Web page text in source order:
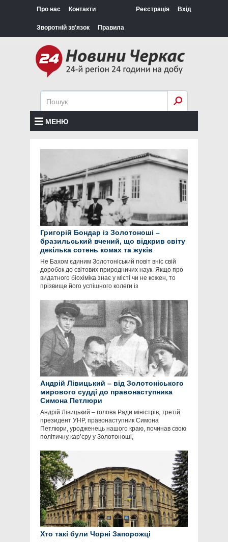
Про нас Контакти
Зворотній зв'язок Правила
Реєстрація Вхід
МЕНЮ
Григорій Бондар із Золотоноші –
бразильський вчений, що відкрив світу
декілька сотень комах та жуків
Не Бахом єдиним Золотоніський повіт вніс свій
доробок до світових природничих наук. Якщо про
видатного біохіміка знає у місті чи не кожен, то
прізвище його успішного колеги із
Андрій Лівицький – від Золотоніського
мирового судді до правонаступника
Симона Петлюри
Андрій Лівицький – голова Ради міністрів, третій
президент УНР, правонаступник Симона
Петлюри, уродженець нашого краю, починав свою
політичну кар’єру у Золотоноші,
Хто такі були Чорні Запорожці